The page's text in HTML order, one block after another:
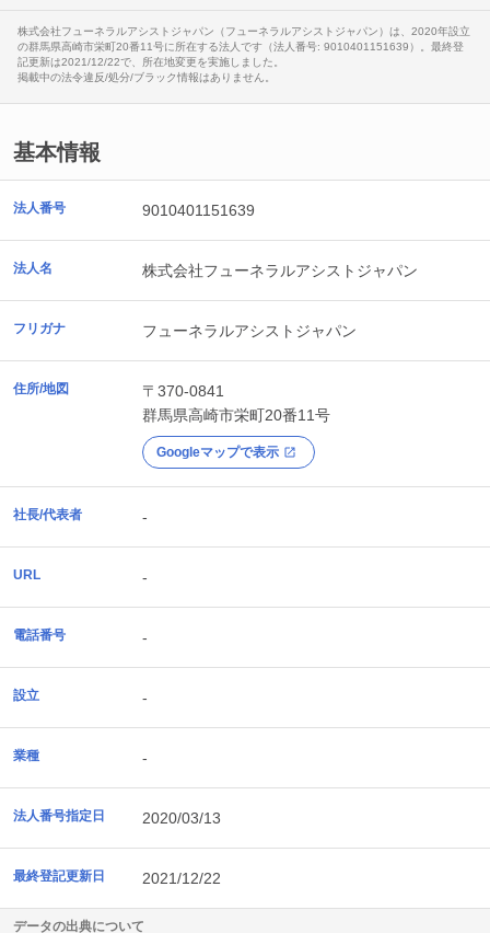
株式会社フューネラルアシストジャパン（フューネラルアシストジャパン）は、2020年設立
の群馬県高崎市栄町20番11号に所在する法人です（法人番号: 9010401151639）。最終登
記更新は2021/12/22で、所在地変更を実施しました。
掲載中の法令違反/処分/ブラック情報はありません。
基本情報
法人番号 9010401151639
法人名 株式会社フューネラルアシストジャパン
フリガナ フューネラルアシストジャパン
住所/地図
〒370-0841
群馬県高崎市栄町20番11号
Googleマップで表示
社長/代表者 -
URL -
電話番号 -
設立 -
業種 -
法人番号指定日 2020/03/13
最終登記更新日 2021/12/22
データの出典について